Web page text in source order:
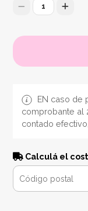
1
EN caso de
comprobante al
contado
Calculá el